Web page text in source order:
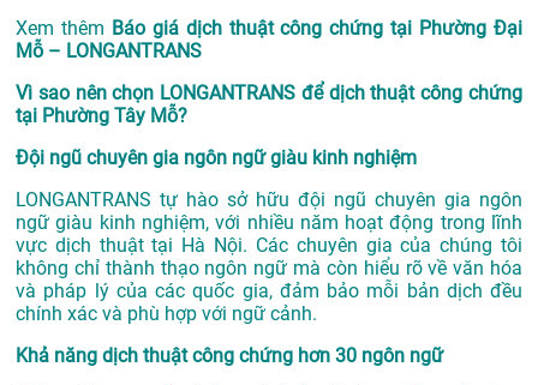
Xem thêm Báo giá dịch thuật công chứng tại Phường Đại
Mỗ – LONGANTRANS
Vì sao nên chọn LONGANTRANS để dịch thuật công chứng
tại Phường Tây Mỗ?
Đội ngũ chuyên gia ngôn ngữ giàu kinh nghiệm
LONGANTRANS tự hào sở hữu đội ngũ chuyên gia ngôn
ngữ giàu kinh nghiệm, với nhiều năm hoạt động trong lĩnh
vực dịch thuật tại Hà Nội. Các chuyên gia của chúng tôi
không chỉ thành thạo ngôn ngữ mà còn hiểu rõ về văn hóa
và pháp lý của các quốc gia, đảm bảo mỗi bản dịch đều
chính xác và phù hợp với ngữ cảnh.
Khả năng dịch thuật công chứng hơn 30 ngôn ngữ